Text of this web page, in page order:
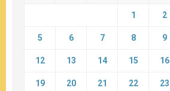
1 2
5 6 7 8 9
12 13 14 15 16
19 20 21 22 23